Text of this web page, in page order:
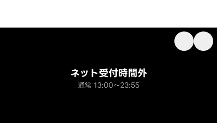
ネット受付時間外
通常 13:00～23:55